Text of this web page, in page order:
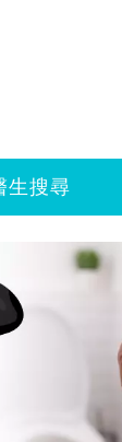
生搜尋